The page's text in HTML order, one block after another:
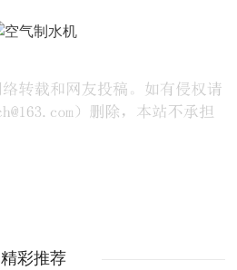
精彩推荐